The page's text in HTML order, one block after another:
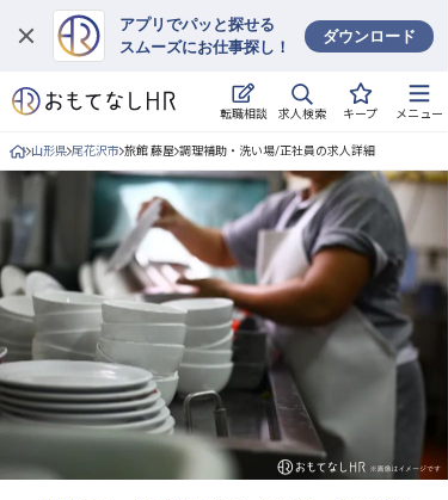
アプリでパッと探せる
スムーズにお仕事探し！
ダウンロード
転職相談 求人検索 キープ メニュー
ログイン
求人・施設を探す
キープした求人
就職・転職 合同説明会
おもてなしHRについて
ご利用の流れ
よくある質問
ホテル・宿泊業界情報コラム
山形県 尾花沢市 旅館 藤屋 調理補助・洗い場/正社員の求人詳細